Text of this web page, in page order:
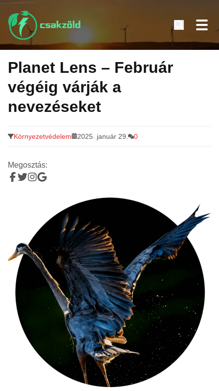
Tovább
tartalomra
Planet Lens – Február
végéig várják a
nevezéseket
Környezetvédelem 2025. január 29. 0
Megosztás: